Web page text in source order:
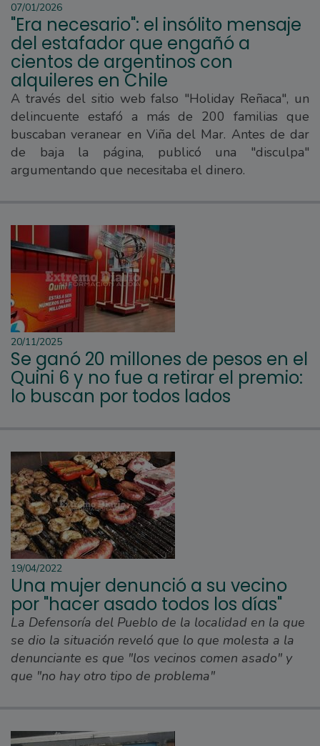
07/01/2026
"Era necesario": el insólito mensaje
del estafador que engañó a
cientos de argentinos con
alquileres en Chile
A través del sitio web falso "Holiday Reñaca", un
delincuente estafó a más de 200 familias que
buscaban veranear en Viña del Mar. Antes de dar
de baja la página, publicó una "disculpa"
argumentando que necesitaba el dinero.
20/11/2025
Se ganó 20 millones de pesos en el
Quini 6 y no fue a retirar el premio:
lo buscan por todos lados
19/04/2022
Una mujer denunció a su vecino
por "hacer asado todos los días"
La Defensoría del Pueblo de la localidad en la que
se dio la situación reveló que lo que molesta a la
denunciante es que "los vecinos comen asado" y
que "no hay otro tipo de problema"